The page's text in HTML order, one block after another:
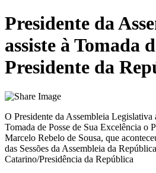
Presidente da
assiste à Tomada
Presidente da
O Presidente da Assembleia Legislativa
Tomada de Posse de Sua Excelência o
Marcelo Rebelo de Sousa, que
das Sessões da Assembleia da
Catarino/Presidência da República